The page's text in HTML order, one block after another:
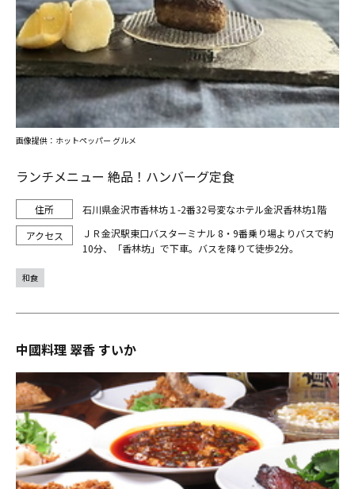
ランチメニュー 絶品！ハンバーグ定食
石川県金沢市香林坊１-2番32号変なホテル金沢香林坊1階
ＪＲ金沢駅東口バスターミナル 8・9番乗り場よりバスで約
10分、「香林坊」で下車。バスを降りて徒歩2分。
画像提供：ホットペッパー グルメ
和食
中國料理 翠香 すいか